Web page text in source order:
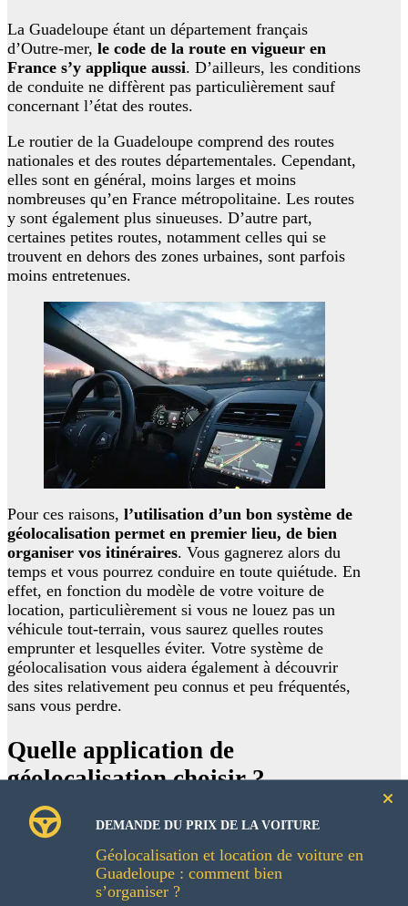
La Guadeloupe étant un département français
d’Outre-mer, le code de la route en vigueur en
France s’y applique aussi. D’ailleurs, les conditions
de conduite ne diffèrent pas particulièrement sauf
concernant l’état des routes.
Le routier de la Guadeloupe comprend des routes
nationales et des routes départementales. Cependant,
elles sont en général, moins larges et moins
nombreuses qu’en France métropolitaine. Les routes
y sont également plus sinueuses. D’autre part,
certaines petites routes, notamment celles qui se
trouvent en dehors des zones urbaines, sont parfois
moins entretenues.
Pour ces raisons, l’utilisation d’un bon système de
géolocalisation permet en premier lieu, de bien
organiser vos itinéraires. Vous gagnerez alors du
temps et vous pourrez conduire en toute quiétude. En
effet, en fonction du modèle de votre voiture de
location, particulièrement si vous ne louez pas un
véhicule tout-terrain, vous saurez quelles routes
emprunter et lesquelles éviter. Votre système de
géolocalisation vous aidera également à découvrir
des sites relativement peu connus et peu fréquentés,
sans vous perdre.
Quelle application de
géolocalisation choisir ?
Faites le choix d’une application fiable et efficace au
moment de vous organiser avec votre système de
géolocalisation lors d’unelocation de voiture en
DEMANDE DU PRIX DE LA VOITURE
Géolocalisation et location de voiture en
Guadeloupe : comment bien
s’organiser ?